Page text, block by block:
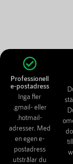
Professionell
e-postadress
Inga fler
.gmail- eller
.hotmail-
adresser. Med
en egen e-
postadress
utstrålar du